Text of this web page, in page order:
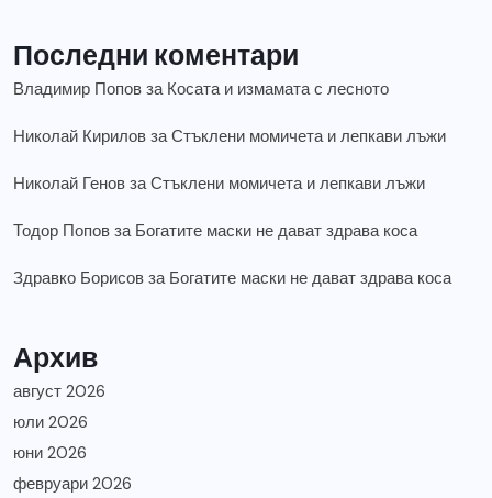
Последни коментари
Владимир Попов за Косата и измамата с лесното
Николай Кирилов заСтъклени момичета и лепкави лъжи
Николай Генов заСтъклени момичета и лепкави лъжи
Тодор Попов за Богатите маски не дават здрава коса
Здравко Борисов за Богатите маски не дават здрава коса
Архив
август 2026
юли 2026
юни 2026
февруари 2026